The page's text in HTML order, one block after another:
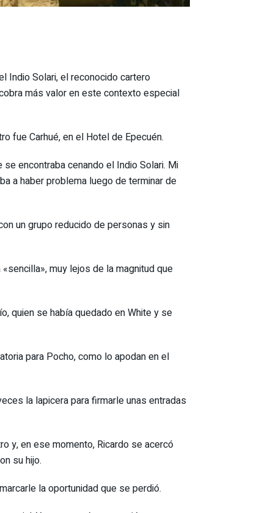
Indio Solari, el reconocido cartero
más valor en este contexto especial
fue Carhué, en el Hotel de Epecuén.
encontraba cenando el Indio Solari. Mi
a haber problema luego de terminar de
un grupo reducido de personas y sin
muy lejos de la magnitud que
quien se había quedado en White y se
para Pocho, como lo apodan en el
la lapicera para firmarle unas entradas
y, en ese momento, Ricardo se acercó
su hijo.
la oportunidad que se perdió.